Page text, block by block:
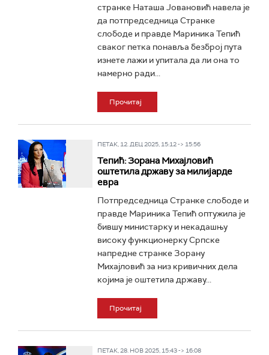
странке Наташа Јовановић навела је
да потпредседница Странке
слободе и правде Мариника Тепић
сваког петка понавља безброј пута
изнете лажи и упитала да ли она то
намерно ради...
Прочитај
ПЕТАК, 12. ДЕЦ 2025, 15:12 -> 15:56
Тепић: Зорана Михајловић
оштетила државу за милијарде
евра
Потпредседница Странке слободе и
правде Мариника Тепић оптужила је
бившу министарку и некадашњу
високу функционерку Српске
напредне странке Зорану
Михајловић за низ кривичних дела
којима је оштетила државу...
Прочитај
ПЕТАК, 28. НОВ 2025, 15:43 -> 16:08